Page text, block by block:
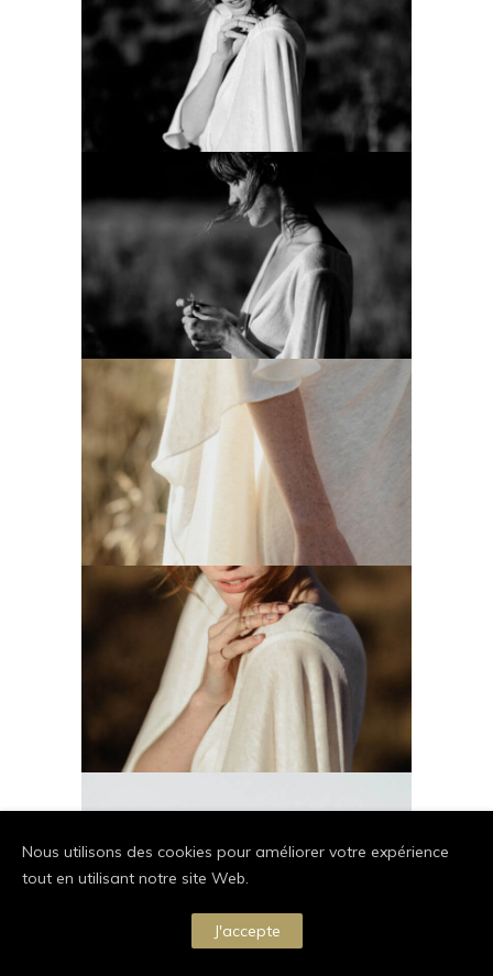
Nous utilisons des cookies pour améliorer votre expérience
tout en utilisant notre site Web.
J'accepte